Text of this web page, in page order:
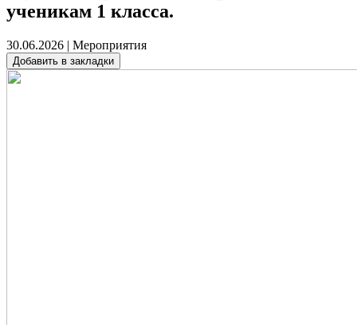
ученикам 1 класса.
30.06.2026 | Мероприятия
Добавить в закладки